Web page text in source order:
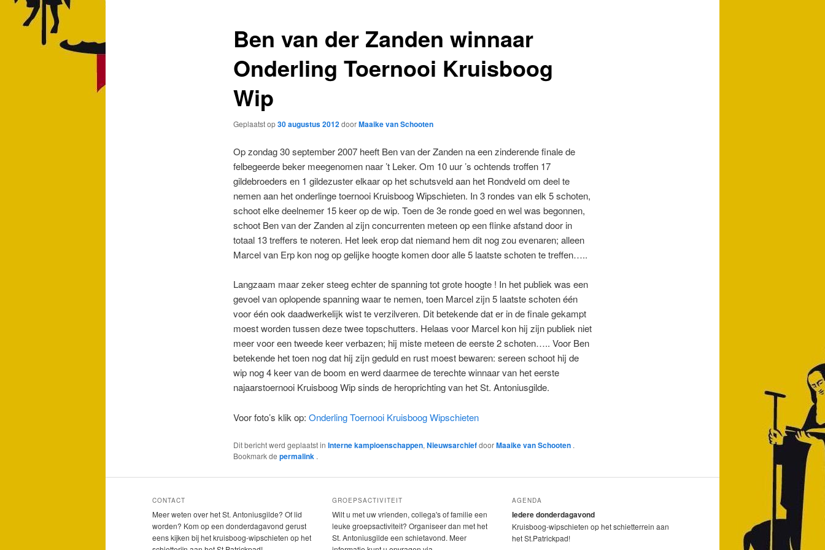
Ben van der Zanden winnaar
Onderling Toernooi Kruisboog
Wip
Geplaatst op30 augustus 2012doorMaaike van Schooten
Op zondag 30 september 2007 heeft Ben van der Zanden na een zinderende finale de
felbegeerde beker meegenomen naar ’t Leker. Om 10 uur ’s ochtends troffen 17
gildebroeders en 1 gildezuster elkaar op het schutsveld aan het Rondveld om deel te
nemen aan het onderlinge toernooi Kruisboog Wipschieten. In 3 rondes van elk 5 schoten,
schoot elke deelnemer 15 keer op de wip. Toen de 3e ronde goed en wel was begonnen,
schoot Ben van der Zanden al zijn concurrenten meteen op een flinke afstand door in
totaal 13 treffers te noteren. Het leek erop dat niemand hem dit nog zou evenaren; alleen
Marcel van Erp kon nog op gelijke hoogte komen door alle 5 laatste schoten te treffen…..
Langzaam maar zeker steeg echter de spanning tot grote hoogte ! In het publiek was een
gevoel van oplopende spanning waar te nemen, toen Marcel zijn 5 laatste schoten één
voor één ook daadwerkelijk wist te verzilveren. Dit betekende dat er in de finale gekampt
moest worden tussen deze twee topschutters. Helaas voor Marcel kon hij zijn publiek niet
meer voor een tweede keer verbazen; hij miste meteen de eerste 2 schoten….. Voor Ben
betekende het toen nog dat hij zijn geduld en rust moest bewaren: sereen schoot hij de
wip nog 4 keer van de boom en werd daarmee de terechte winnaar van het eerste
najaarstoernooi Kruisboog Wip sinds de heroprichting van het St. Antoniusgilde.
Voor foto’s klik op: Onderling Toernooi Kruisboog Wipschieten
Dit bericht werd geplaatst in Interne kampioenschappen, NieuwsarchiefdoorMaaike van Schooten .
Bookmark de permalink .
CONTACT
Meer weten over het St. Antoniusgilde? Of lid
worden? Kom op een donderdagavond gerust
eens kijken bij het kruisboog-wipschieten op het
GROEPSACTIVITEIT
Wilt u met uw vrienden, collega's of familie een
leuke groepsactiviteit? Organiseer dan met het
St. Antoniusgilde een schietavond. Meer
AGENDA
Iedere donderdagavond
Kruisboog-wipschieten op het schietterrein aan
het St.Patrickpad!